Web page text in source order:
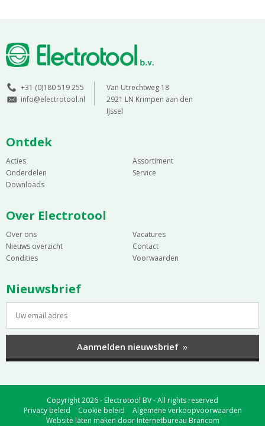
+31 (0)180 519 255
info@electrotool.nl
Van Utrechtweg 18
2921 LN Krimpen aan den
IJssel
Ontdek
Acties
Assortiment
Onderdelen
Service
Downloads
Over Electrotool
Over ons
Vacatures
Nieuws overzicht
Contact
Condities
Voorwaarden
Nieuwsbrief
Aanmelden nieuwsbrief
Copyright 2026 - Electrotool BV - All rights reserved
Privacy beleid
Cookie beleid
Algemene verkoopvoorwaarden
Website laten maken doorInternetbureau Brancom